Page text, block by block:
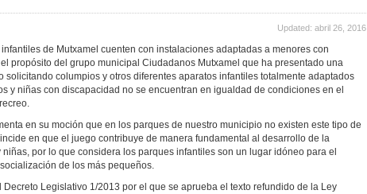
Updated: abril 26, 2016
de Mutxamel cuenten con instalaciones adaptadas a menores con
propósito del grupo municipal Ciudadanos Mutxamel que ha presentado una
solicitando columpios y otros diferentes aparatos infantiles totalmente adaptados
y niñas con discapacidad no se encuentran en igualdad de condiciones en el
en su moción que en los parques de nuestro municipio no existen este tipo de
en que el juego contribuye de manera fundamental al desarrollo de la
por lo que considera los parques infantiles son un lugar idóneo para el
de los más pequeños.
Decreto Legislativo 1/2013 por el que se aprueba el texto refundido de la Ley